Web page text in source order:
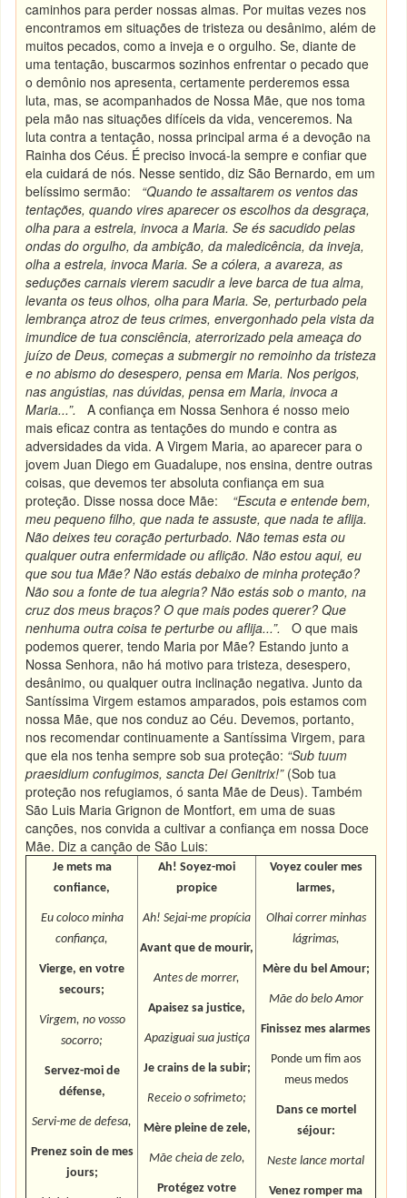
caminhos para perder nossas almas. Por muitas vezes nos
encontramos em situações de tristeza ou desânimo, além de
muitos pecados, como a inveja e o orgulho. Se, diante de
uma tentação, buscarmos sozinhos enfrentar o pecado que
o demônio nos apresenta, certamente perderemos essa
luta, mas, se acompanhados de Nossa Mãe, que nos toma
pela mão nas situações difíceis da vida, venceremos. Na
luta contra a tentação, nossa principal arma é a devoção na
Rainha dos Céus. É preciso invocá-la sempre e confiar que
ela cuidará de nós. Nesse sentido, diz São Bernardo, em um
belíssimo sermão: “Quando te assaltarem os ventos das
tentações, quando vires aparecer os escolhos da desgraça,
olha para a estrela, invoca a Maria. Se és sacudido pelas
ondas do orgulho, da ambição, da maledicência, da inveja,
olha a estrela, invoca Maria. Se a cólera, a avareza, as
seduções carnais vierem sacudir a leve barca de tua alma,
levanta os teus olhos, olha para Maria. Se, perturbado pela
lembrança atroz de teus crimes, envergonhado pela vista da
imundice de tua consciência, aterrorizado pela ameaça do
juízo de Deus, começas a submergir no remoinho da tristeza
e no abismo do desespero, pensa em Maria. Nos perigos,
nas angústias, nas dúvidas, pensa em Maria, invoca a
Maria...”.
A confiança em Nossa Senhora é nosso meio
mais eficaz contra as tentações do mundo e contra as
adversidades da vida. A Virgem Maria, ao aparecer para o
jovem Juan Diego em Guadalupe, nos ensina, dentre outras
coisas, que devemos ter absoluta confiança em sua
proteção. Disse nossa doce Mãe:
“Escuta e entende bem,
meu pequeno filho, que nada te assuste, que nada te aflija.
Não deixes teu coração perturbado. Não temas esta ou
qualquer outra enfermidade ou aflição. Não estou aqui, eu
que sou tua Mãe? Não estás debaixo de minha proteção?
Não sou a fonte de tua alegria? Não estás sob o manto, na
cruz dos meus braços? O que mais podes querer? Que
nenhuma outra coisa te perturbe ou aflija...”.
O que mais
podemos querer, tendo Maria por Mãe? Estando junto a
Nossa Senhora, não há motivo para tristeza, desespero,
desânimo, ou qualquer outra inclinação negativa. Junto da
Santíssima Virgem estamos amparados, pois estamos com
nossa Mãe, que nos conduz ao Céu. Devemos, portanto,
nos recomendar continuamente a Santíssima Virgem, para
que ela nos tenha sempre sob sua proteção: “Sub tuum
praesidium confugimos, sancta Dei Genitrix!”(Sob tua
proteção nos refugiamos, ó santa Mãe de Deus). Também
São Luis Maria Grignon de Montfort, em uma de suas
canções, nos convida a cultivar a confiança em nossa Doce
Mãe. Diz a canção de São Luis:
Je mets ma
confiance,
Eu coloco minha
confiança,
Vierge, en votre
secours;
Virgem, no vosso
socorro;
Servez-moi de
défense,
Servi-me de defesa,
Prenez soin de mes
jours;
Ah! Soyez-moi
propice
Ah! Sejai-me propícia
Avant que de mourir,
Antes de morrer,
Apaisez sa justice,
Apaziguai sua justiça
Je crains de la subir;
Receio o sofrimeto;
Mère pleine de zele,
Mãe cheia de zelo,
Protégez votre
Voyez couler mes
larmes,
Olhai correr minhas
lágrimas,
Mère du bel Amour;
Mãe do belo Amor
Finissez mes alarmes
Ponde um fim aos
meus medos
Dans ce mortel
séjour:
Neste lance mortal
Venez romper ma